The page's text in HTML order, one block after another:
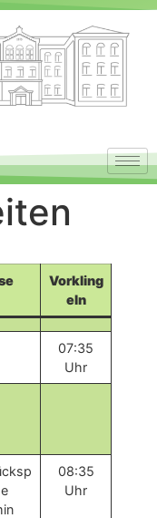
Vorkling
eln
07:35
Uhr
08:35
Uhr